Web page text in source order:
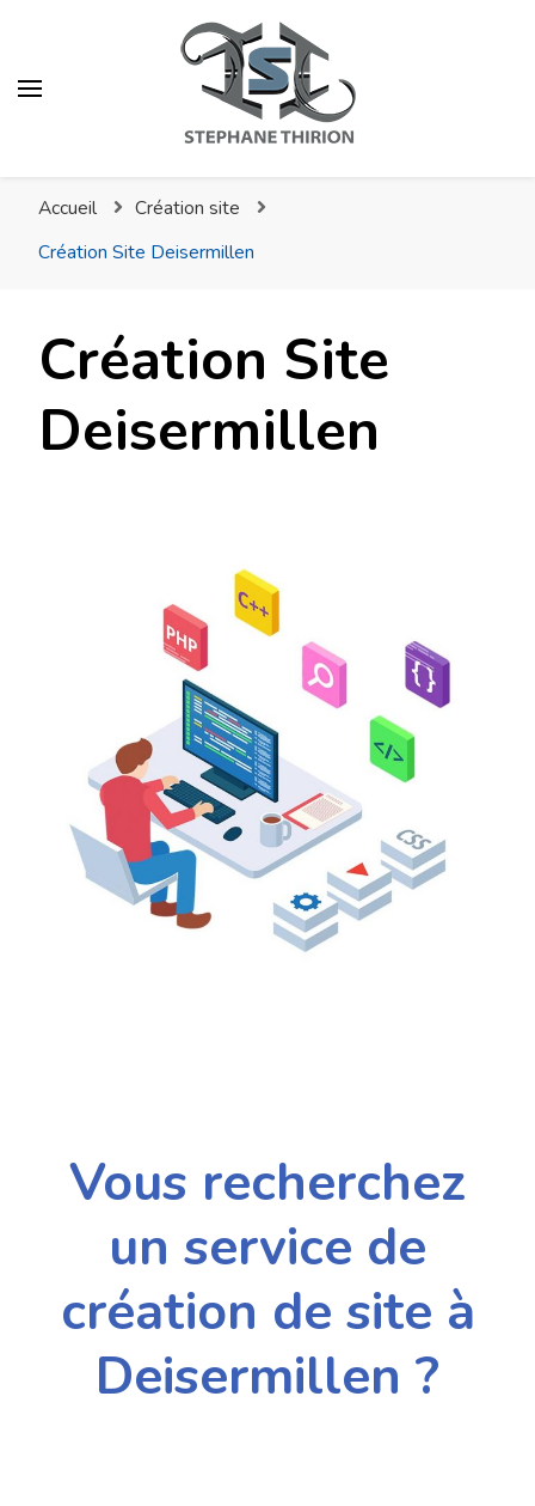
Infographiste –
Webmaster –
Accueil
Création site
Création Site Deisermillen
Création Site
Deisermillen
Vous recherchez
un service de
création de site à
Deisermillen ?